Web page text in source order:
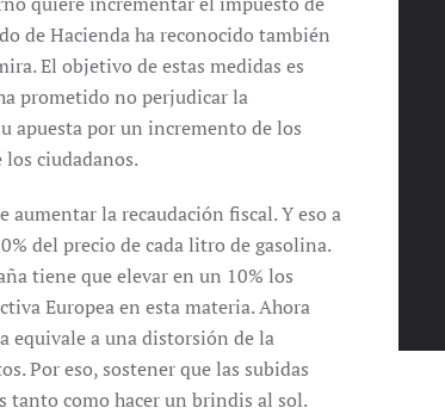
de Hacienda ha reconocido también
El objetivo de estas medidas es
prometido no perjudicar la
apuesta por un incremento de los
ciudadanos.
aumentar la recaudación fiscal. Y eso a
del precio de cada litro de gasolina.
tiene que elevar en un 10% los
Europea en esta materia. Ahora
equivale a una distorsión de la
Por eso, sostener que las subidas
tanto como hacer un brindis al sol.